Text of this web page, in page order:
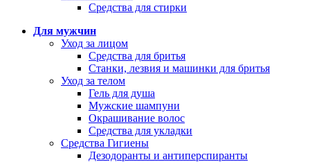
Средства для стирки
Для мужчин
Уход за лицом
Средства для бритья
Станки, лезвия и машинки для бритья
Уход за телом
Гель для душа
Мужские шампуни
Окрашивание волос
Средства для укладки
Средства Гигиены
Дезодоранты и антиперспиранты